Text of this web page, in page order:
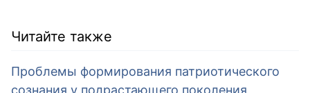
Читайте также
Проблемы формирования патриотического
сознания у подрастающего поколения